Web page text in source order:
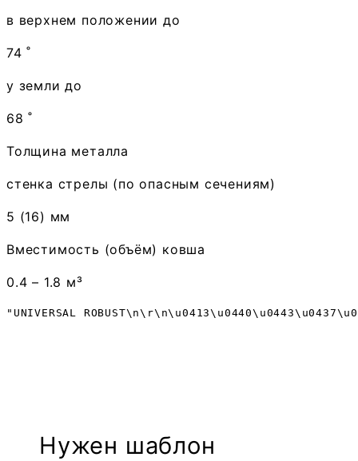
в верхнем положении до
74 ˚
у земли до
68 ˚
Толщина металла
стенка стрелы (по опасным сечениям)
5 (16) мм
Вместимость (объём) ковша
0.4 – 1.8 м³
"UNIVERSAL
Нужен шаблон